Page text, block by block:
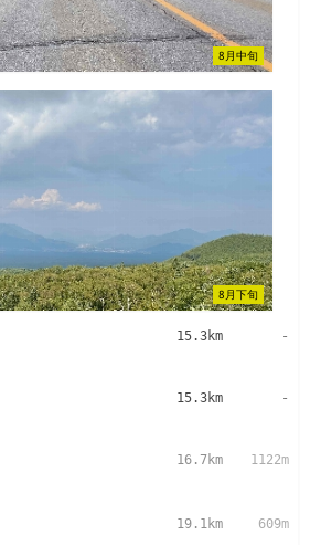
8月中旬
8月下旬
15.3km -
15.3km -
16.7km 1122m
19.1km 609m